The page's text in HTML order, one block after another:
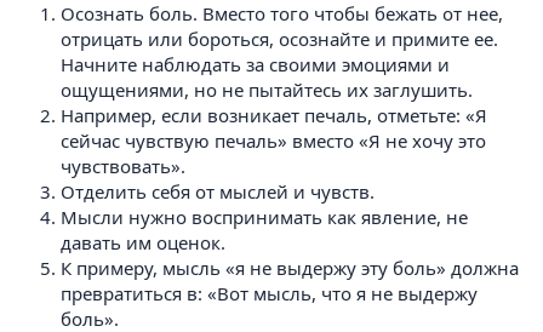
Осознать боль. Вместо того чтобы бежать от нее,
отрицать или бороться, осознайте и примите ее.
Начните наблюдать за своими эмоциями и
ощущениями, но не пытайтесь их заглушить.
Например, если возникает печаль, отметьте: «Я
сейчас чувствую печаль» вместо «Я не хочу это
чувствовать».
Отделить себя от мыслей и чувств.
Мысли нужно воспринимать как явление, не
давать им оценок.
К примеру, мысль «я не выдержу эту боль» должна
превратиться в: «Вот мысль, что я не выдержу
боль».